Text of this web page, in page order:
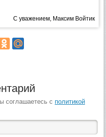
С уважением, Максим Войтик
соглашаетесь с политикой